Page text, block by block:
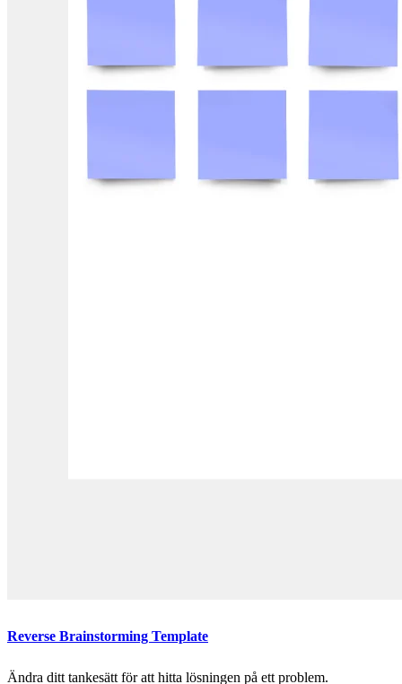
Reverse Brainstorming Template
Ändra ditt tankesätt för att hitta lösningen på ett problem.